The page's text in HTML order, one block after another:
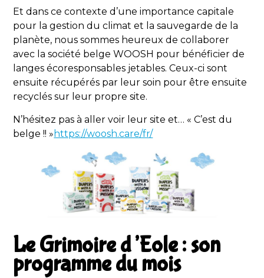
Et dans ce contexte d’une importance capitale
pour la gestion du climat et la sauvegarde de la
planète, nous sommes heureux de collaborer
avec la société belge WOOSH pour bénéficier de
langes écoresponsables jetables. Ceux-ci sont
ensuite récupérés par leur soin pour être ensuite
recyclés sur leur propre site.
N’hésitez pas à aller voir leur site et… « C’est du
belge !! » https://woosh.care/fr/
Le Grimoire d’Eole : son
programme du mois